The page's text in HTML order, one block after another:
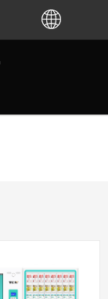
tā, ka